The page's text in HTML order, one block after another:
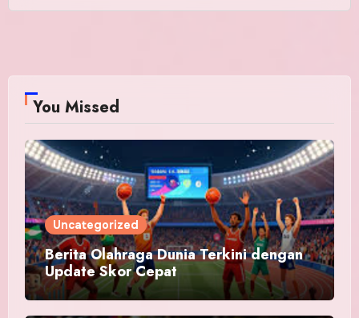
You Missed
Uncategorized
Berita Olahraga Dunia Terkini dengan
Update Skor Cepat